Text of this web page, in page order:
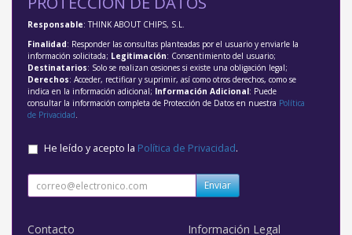
Responsable: THINK ABOUT CHIPS, S.L.
Finalidad: Responder las consultas planteadas por el usuario y enviarle la
información solicitada; Legitimación: Consentimiento del usuario;
Destinatarios: Solo se realizan cesiones si existe una obligación legal;
Derechos: Acceder, rectificar y suprimir, así como otros derechos, como se
indica en la información adicional; Información Adicional: Puede
consultar la información completa de Protección de Datos en nuestra Política
de Privacidad.
He leído y acepto la Política de Privacidad.
Enviar
Contacto Información Legal